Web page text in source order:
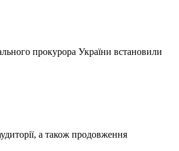
прокурора України встановили
а також продовження